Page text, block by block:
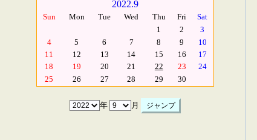
2022.9
Sun Mon Tue Wed Thu Fri
Sat
1
2
3
4
5 6 7 8 9
10
11
12 13 14 15 16
17
18
19 20 21 22 23
24
25
26 27 28 29 30
年 月